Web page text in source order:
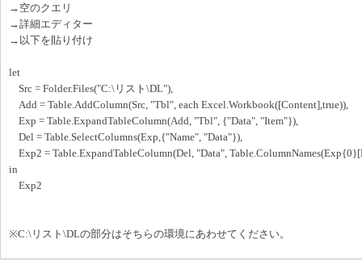
→空のクエリ
→詳細エディター
→以下を貼り付け
let
Src = Folder.Files("C:\リスト\DL"),
Add = Table.AddColumn(Src, "Tbl", each Excel.Workbook([Content],true)),
Exp = Table.ExpandTableColumn(Add, "Tbl", {"Data", "Item"}),
Del = Table.SelectColumns(Exp,{"Name", "Data"}),
Exp2 = Table.ExpandTableColumn(Del, "Data",
in
Exp2
※C:\リスト\DLの部分はそちらの環境にあわせてください。